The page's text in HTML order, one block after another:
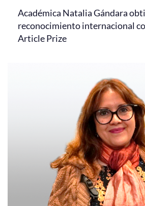
Académica Natalia Gándara
reconocimiento internacional
Article Prize